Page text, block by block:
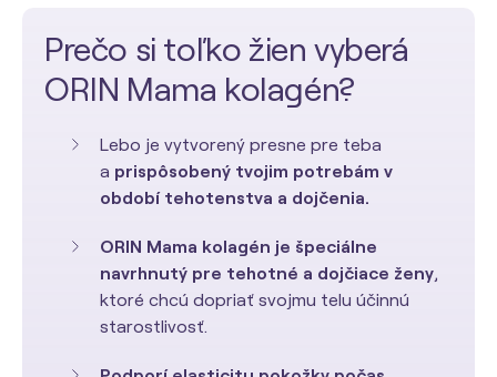
Prečo si toľko žien vyberá
ORIN Mama kolagén?
Lebo je vytvorený presne pre teba
a prispôsobený tvojim potrebám v
období tehotenstva a dojčenia.
ORIN Mama kolagén je špeciálne
navrhnutý pre tehotné a dojčiace ženy,
ktoré chcú dopriať svojmu telu účinnú
starostlivosť.